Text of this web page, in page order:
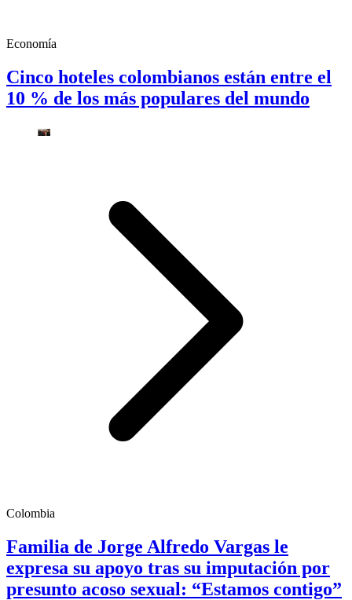
Economía
Cinco hoteles colombianos están entre el
10 % de los más populares del mundo
Colombia
Familia de Jorge Alfredo Vargas le
expresa su apoyo tras su imputación por
presunto acoso sexual: “Estamos contigo”